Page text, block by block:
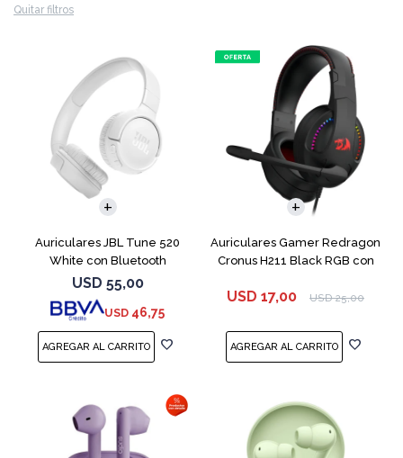
Quitar filtros
Auriculares JBL Tune 520
White con Bluetooth
USD 55,00
USD 46,75
Auriculares Gamer Redragon
Cronus H211 Black RGB con
USD 17,00 USD 25,00